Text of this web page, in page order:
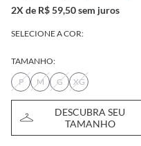
2X de R$ 59,50 sem juros
SELECIONE A COR:
TAMANHO:
P
M G XG
DESCUBRA SEU
TAMANHO